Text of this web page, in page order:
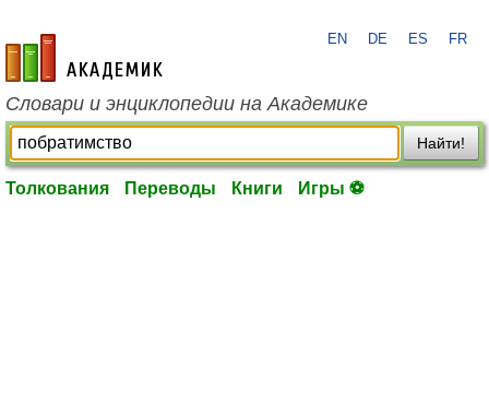
academic.ru
EN DE ES FR
Словари и энциклопедии на Академике
Найти!
Толкования Переводы Книги Игры ⚽